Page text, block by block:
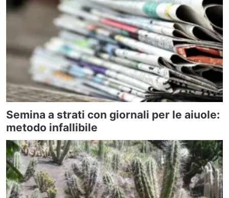
Semina a strati con giornali per le aiuole:
metodo infallibile